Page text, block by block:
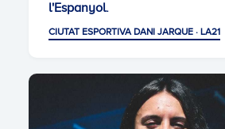
l'Espanyol.
CIUTAT ESPORTIVA DANI JARQUE · LA21